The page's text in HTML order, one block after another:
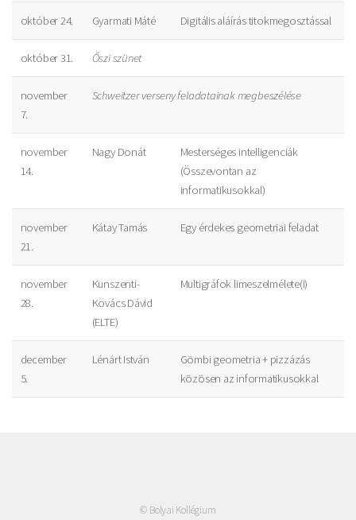
október 24. Gyarmati Máté Digitális aláírás titokmegosztással
október 31. Őszi szünet
november
7.
Schweitzer verseny feladatainak megbeszélése
november
14.
Nagy Donát
Mesterséges intelligenciák
(Összevontan az
informatikusokkal)
november
21.
Kátay Tamás Egy érdekes geometriai feladat
november
28.
Kunszenti-
Kovács Dávid
(ELTE)
Multigráfok limeszelmélete(i)
december
5.
Lénárt István
Gömbi geometria + pizzázás
közösen az informatikusokkal
© Bolyai Kollégium